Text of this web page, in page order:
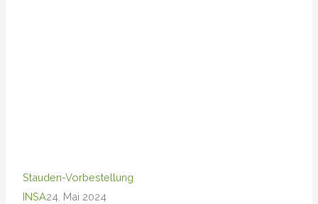
Stauden-Vorbestellung
INSA24. Mai 2024